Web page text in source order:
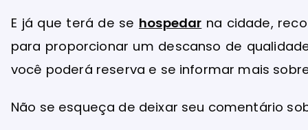
E já que terá de se hospedar na cidade,
para proporcionar um descanso de
você poderá reserva e se informar mais
Não se esqueça de deixar seu comentário